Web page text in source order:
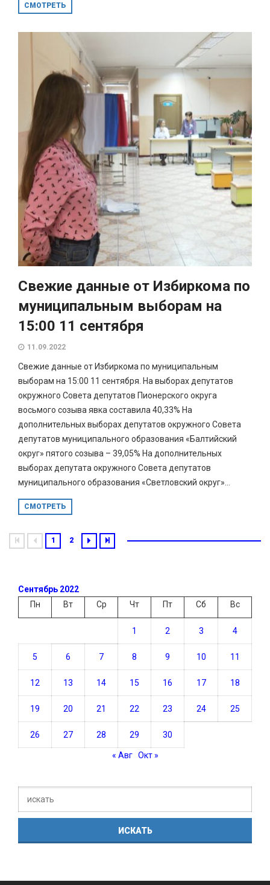
СМОТРЕТЬ
Свежие данные от Избиркома по
муниципальным выборам на
15:00 11 сентября
11.09.2022
Свежие данные от Избиркома по муниципальным
выборам на 15:00 11 сентября. На выборах депутатов
окружного Совета депутатов Пионерского округа
восьмого созыва явка составила 40,33% На
дополнительных выборах депутатов окружного Совета
депутатов муниципального образования «Балтийский
округ» пятого созыва – 39,05% На дополнительных
выборах депутата окружного Совета депутатов
муниципального образования «Светловский округ»...
СМОТРЕТЬ
1 2
Сентябрь 2022
Пн
Вт Ср Чт Пт Сб Вс
1 2 3 4
5 6 7 8 9 10 11
12 13 14 15 16 17 18
19 20 21 22 23 24 25
26 27 28 29 30
« Авг Окт »